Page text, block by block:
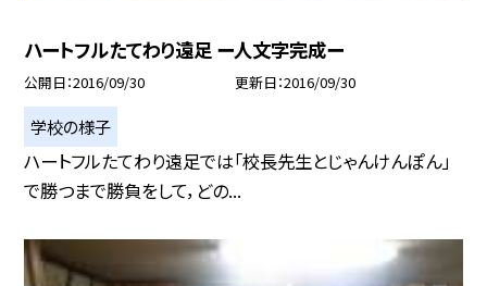
ハートフルたてわり遠足 ー人文字完成ー
公開日 2016/09/30 更新日 2016/09/30
学校の様子
ハートフルたてわり遠足では「校長先生とじゃんけんぽん」
で勝つまで勝負をして，どの...